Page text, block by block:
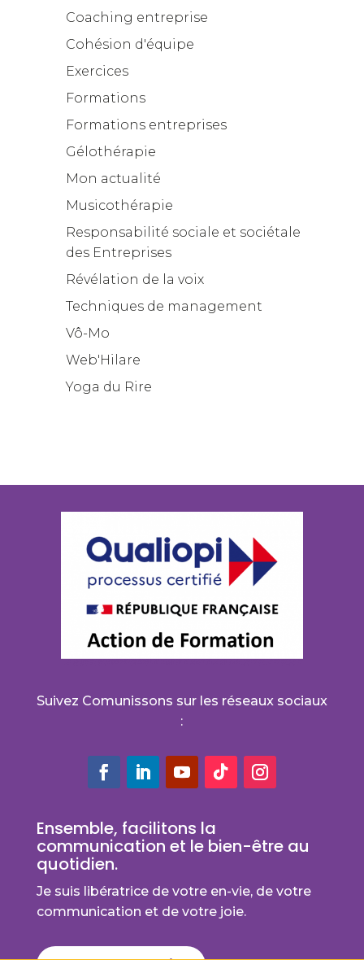
Coaching entreprise
Cohésion d'équipe
Exercices
Formations
Formations entreprises
Gélothérapie
Mon actualité
Musicothérapie
Responsabilité sociale et sociétale
des Entreprises
Révélation de la voix
Techniques de management
Vô-Mo
Web'Hilare
Yoga du Rire
Suivez Comunissons sur les réseaux sociaux
:
Ensemble, facilitons la
communication et le bien-être au
quotidien.
Je suis libératrice de votre en-vie, de votre
communication et de votre joie.